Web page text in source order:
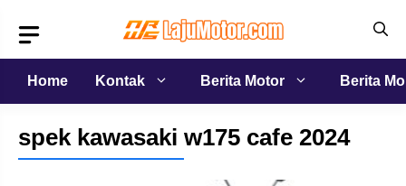
isi
Home
Kontak Berita Motor Berita
spek kawasaki w175 cafe 2024